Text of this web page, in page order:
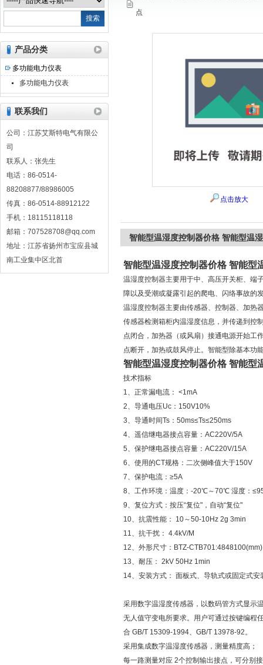
江苏艾斯特电气有限公司
产品分类
多功能电力仪表
多功能电力仪表
联系我们
公司：江苏艾斯特电气有限公
司
联系人：张先生
电话：86-0514-
88208877/88986005
传真：86-0514-88912122
手机：18115118118
邮箱：707528708@qq.com
地址：江苏省扬州市宝应县城
南工业集中区北首
点
点击放大
智能型温湿度控制器价格 智能型温
智能型温湿度控制器价格 智能型
温湿度控制器主要用于中、高压开关柜、端
障以及受潮或凝露引起的爬电、闪络事故的
温湿度控制器主要由传感器、控制器、加热
传感器检测箱柜内温湿度信息，并传递到控
点闭合，加热器（或风扇）接通电源开始工
点断开，加热或鼓风停止。智能型除基本功
智能型温湿度控制器价格 智能型
技术指标
1、正常漏电流： <1mA
2、导通电压Uc：150V10%
3、导通时间Ts：50ms≤Ts≤250ms
4、遥信继电器接点容量：AC220V/5A
5、保护继电器接点容量：AC220V/15A
6、使用的CT规格：二次侧峰值大于150V
7、保护电流：≥5A
8、工作环境：温度：-20℃～70℃ 湿度：
9、复位方式：按压“复位"，自动“复位"
10、抗震性能： 10～50-10Hz 2g 3min
11、抗干扰： 4.4kV/M
12、外形尺寸：BTZ-CTB701:4848100(mm)
13、耐压： 2kV 50Hz 1min
14、安装方式： 面板式、导轨式或固定式安
采用数字温湿度传感器，以数码管方式显示
无人值守变电所要求。用户可通过按键编程
合 GB/T 15309-1994、GB/T 13978-92。
采用集成数字温湿度传感器，测量精度高；
每一路测量对应 2个控制输出接点，可分别